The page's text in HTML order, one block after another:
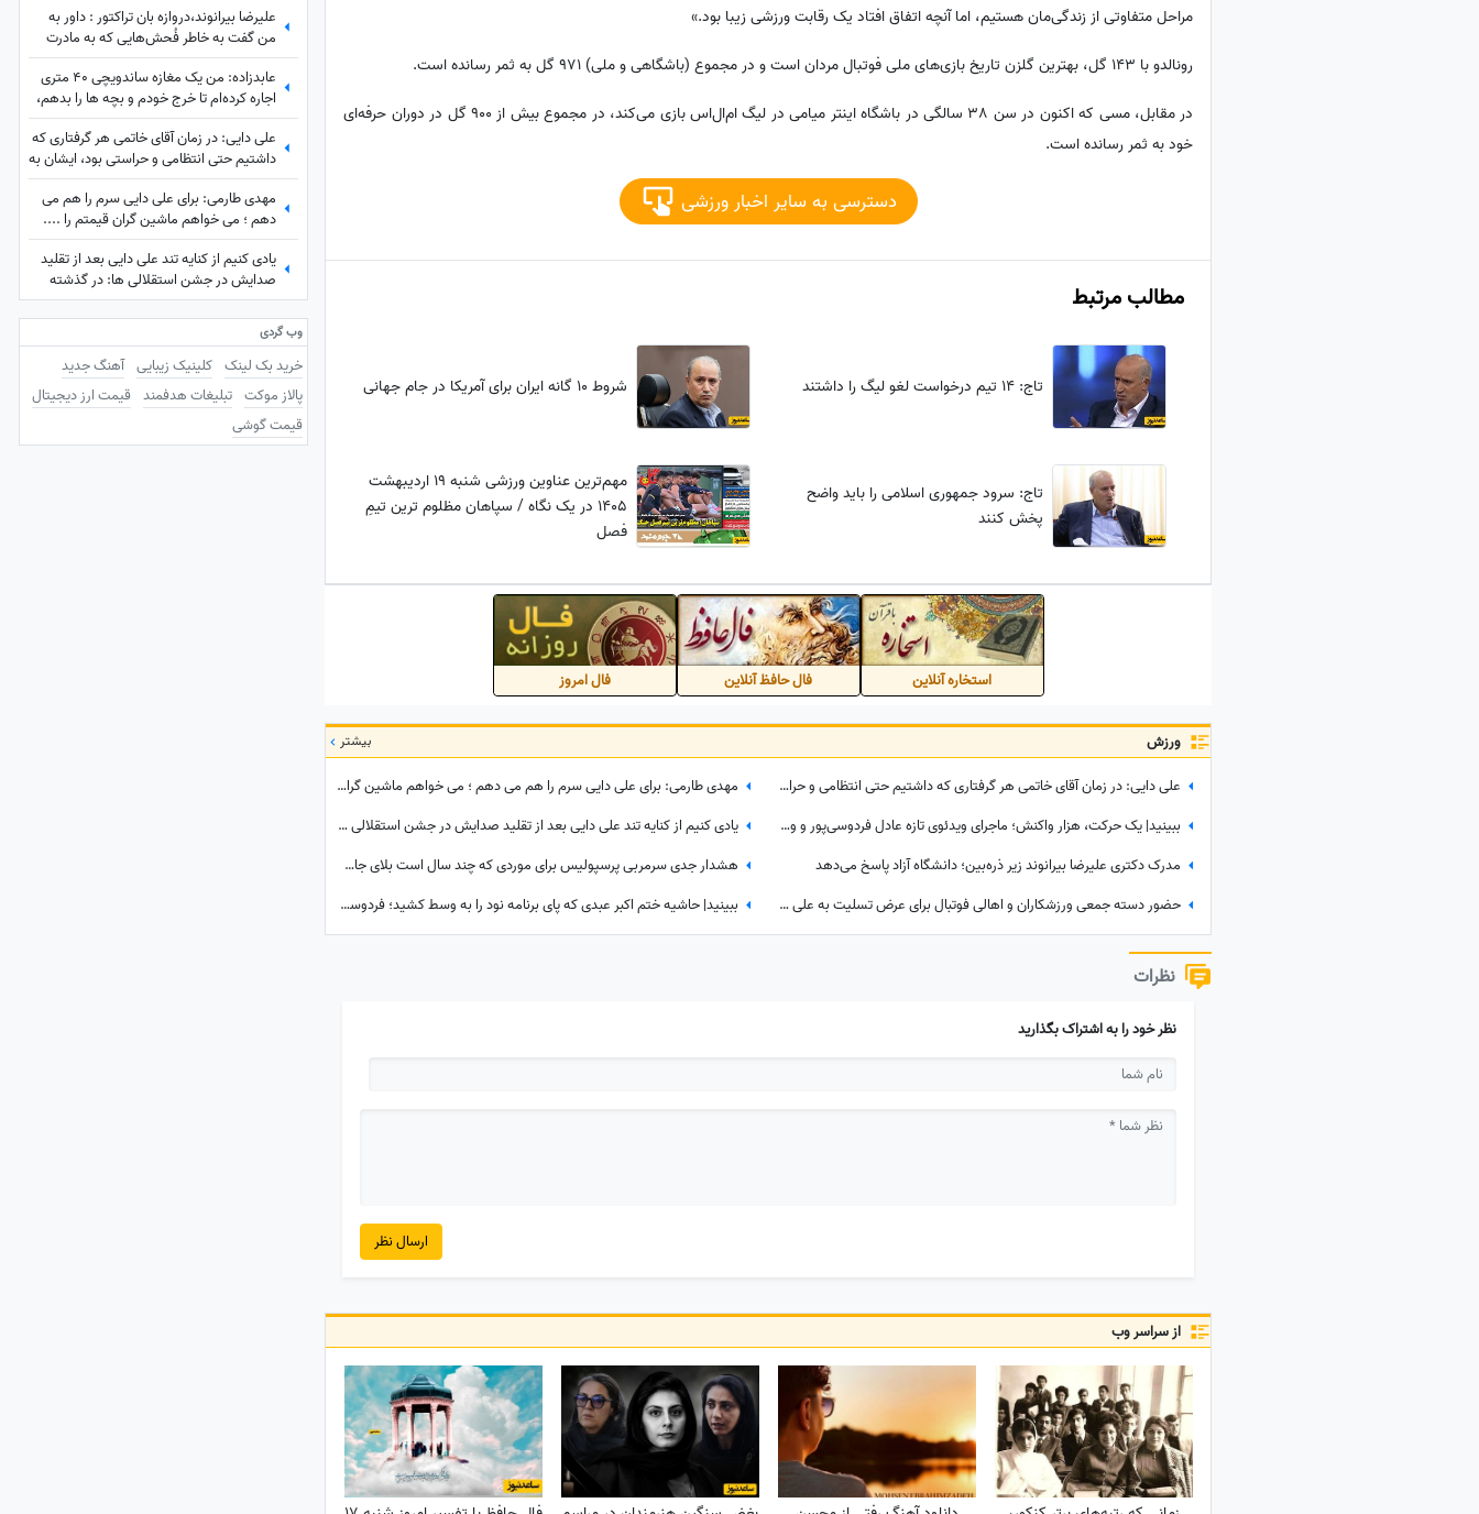
مراحل متفاوتی از زندگی‌مان هستیم، اما آنچه اتفاق افتاد یک رقابت ورزشی زیبا بود.»
رونالدو با 143 گل، بهترین گلزن تاریخ بازی‌های ملی فوتبال مردان است و در مجموع (باشگاهی و ملی) 971 گل به ثمر رسانده است.
در مقابل، مسی که اکنون در سن 38 سالگی در باشگاه اینتر میامی در لیگ ام‌ال‌اس بازی می‌کند، در مجموع بیش از 900 گل در دوران حرفه‌ای
خود به ثمر رسانده است.
دسترسی به سایر اخبار ورزشی
مطالب مرتبط
تاج: 14 تیم درخواست لغو لیگ را داشتند شروط 10 گانه ایران برای آمریکا در جام جهانی
تاج: سرود جمهوری اسلامی را باید واضح
پخش کنند
مهم‌ترین عناوین ورزشی شنبه 19 اردیبهشت
1405 در یک نگاه / سپاهان مظلوم ترین تیمِ
فصل
استخاره آنلاین فال حافظ آنلاین فال امروز
ورزش بیشتر
علی دایی: در زمان آقای خاتمی هر گرفتاری‌ که داشتیم حتی انتظامی و حراستی بود، ایشان به راحتی حل می‌کردند درباره پاداش هم به تمام قولشان عمل کردند و...
مهدی طارمی: برای علی دایی سرم را هم می دهم ؛ می خواهم ماشین گران قیمتم را ....
ببینید| یک حرکت، هزار واکنش؛ ماجرای ویدئوی تازه عادل فردوسی‌پور و وزیر ارشاد در مراسم ختم اکبر عبدی چیست؟
یادی کنیم از کنایه تند علی دایی بعد از تقلید صدایش در جشن استقلالی ها: در گذشته پادشاهان دلقک‌هایی داشتند که وظیفه‌شان تقلید صدا و خنداندن مردم بود+عکس
مدرک دکتری علیرضا بیرانوند زیر ذره‌بین؛ دانشگاه آزاد پاسخ می‌دهد
هشدار جدی سرمربی پرسپولیس برای موردی که چند سال است بلای جان این تیم شده: بفهمم برخورد جدی می‌کنم
حضور دسته جمعی ورزشکاران و اهالی فوتبال برای عرض تسلیت به علی دایی در اردبیل/ رخت عزای شهریار فوتبال ایران در مقام اقوام درجه یک+عکس
ببینید| حاشیه ختم اکبر عبدی که پای برنامه نود را به وسط کشید؛ فردوسی‌پور به دستبوسی وزیر چه واکنشی نشان داد؟
نظرات
نظر خود را به اشتراک بگذارید
ارسال نظر
از سراسر وب
علیرضا بیرانوند،دروازه بان تراکتور : داور به
من گفت به خاطر فُحش‌هایی که به مادرت
میدن بهت کارت نمیدم!/ ما حواله ماشین
نگرفتیم
عابدزاده: من یک مغازه ساندویچی 40 متری
اجاره کرده‌ام تا خرج خودم و بچه ها را بدهم،
سرپرستی 50 تا بچه را در بهزیستی بر عهده
دارم و...
علی دایی: در زمان آقای خاتمی هر گرفتاری‌ که
داشتیم حتی انتظامی و حراستی بود، ایشان به
راحتی حل می‌کردند درباره پاداش هم به تمام
قولشان عمل کردند و...
مهدی طارمی: برای علی دایی سرم را هم می
دهم ؛ می خواهم ماشین گران قیمتم را ....
یادی کنیم از کنایه تند علی دایی بعد از تقلید
صدایش در جشن استقلالی ها: در گذشته
پادشاهان دلقک‌هایی داشتند که وظیفه‌شان
تقلید صدا و خنداندن مردم بود+عکسوب گردی
خرید بک لینک کلینیک زیبایی آهنگ جدید
پالاز موکت تبلیغات هدفمند قیمت ارز دیجیتال
قیمت گوشی